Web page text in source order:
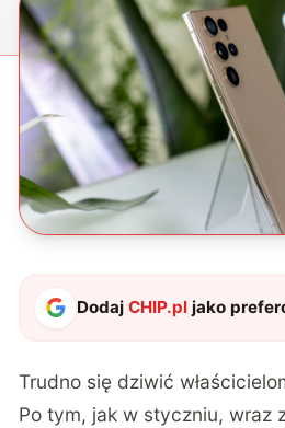
DodajCHIP.pl jako
Trudno się dziwić
Po tym, jak w styczniu, wraz